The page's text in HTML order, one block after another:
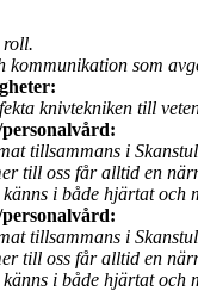
roll.
kommunikation som
knivtekniken till
tillsammans i
till oss får alltid en
i både hjärtat och
tillsammans i
till oss får alltid en
i både hjärtat och